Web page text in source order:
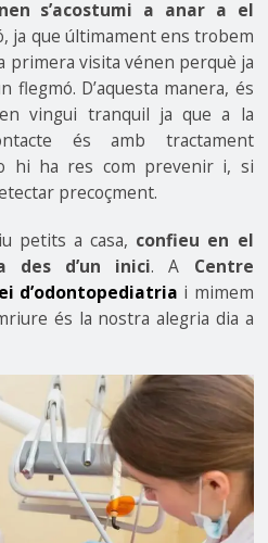
s’acostumi a anar a el
ja que últimament ens trobem
primera visita vénen perquè ja
flegmó. D’aquesta manera, és
vingui tranquil ja que a la
és amb tractament
hi ha res com prevenir i, si
precoçment.
petits a casa, confieu en el
des d’un inici. A Centre
d’odontopediatria i mimem
és la nostra alegria dia a